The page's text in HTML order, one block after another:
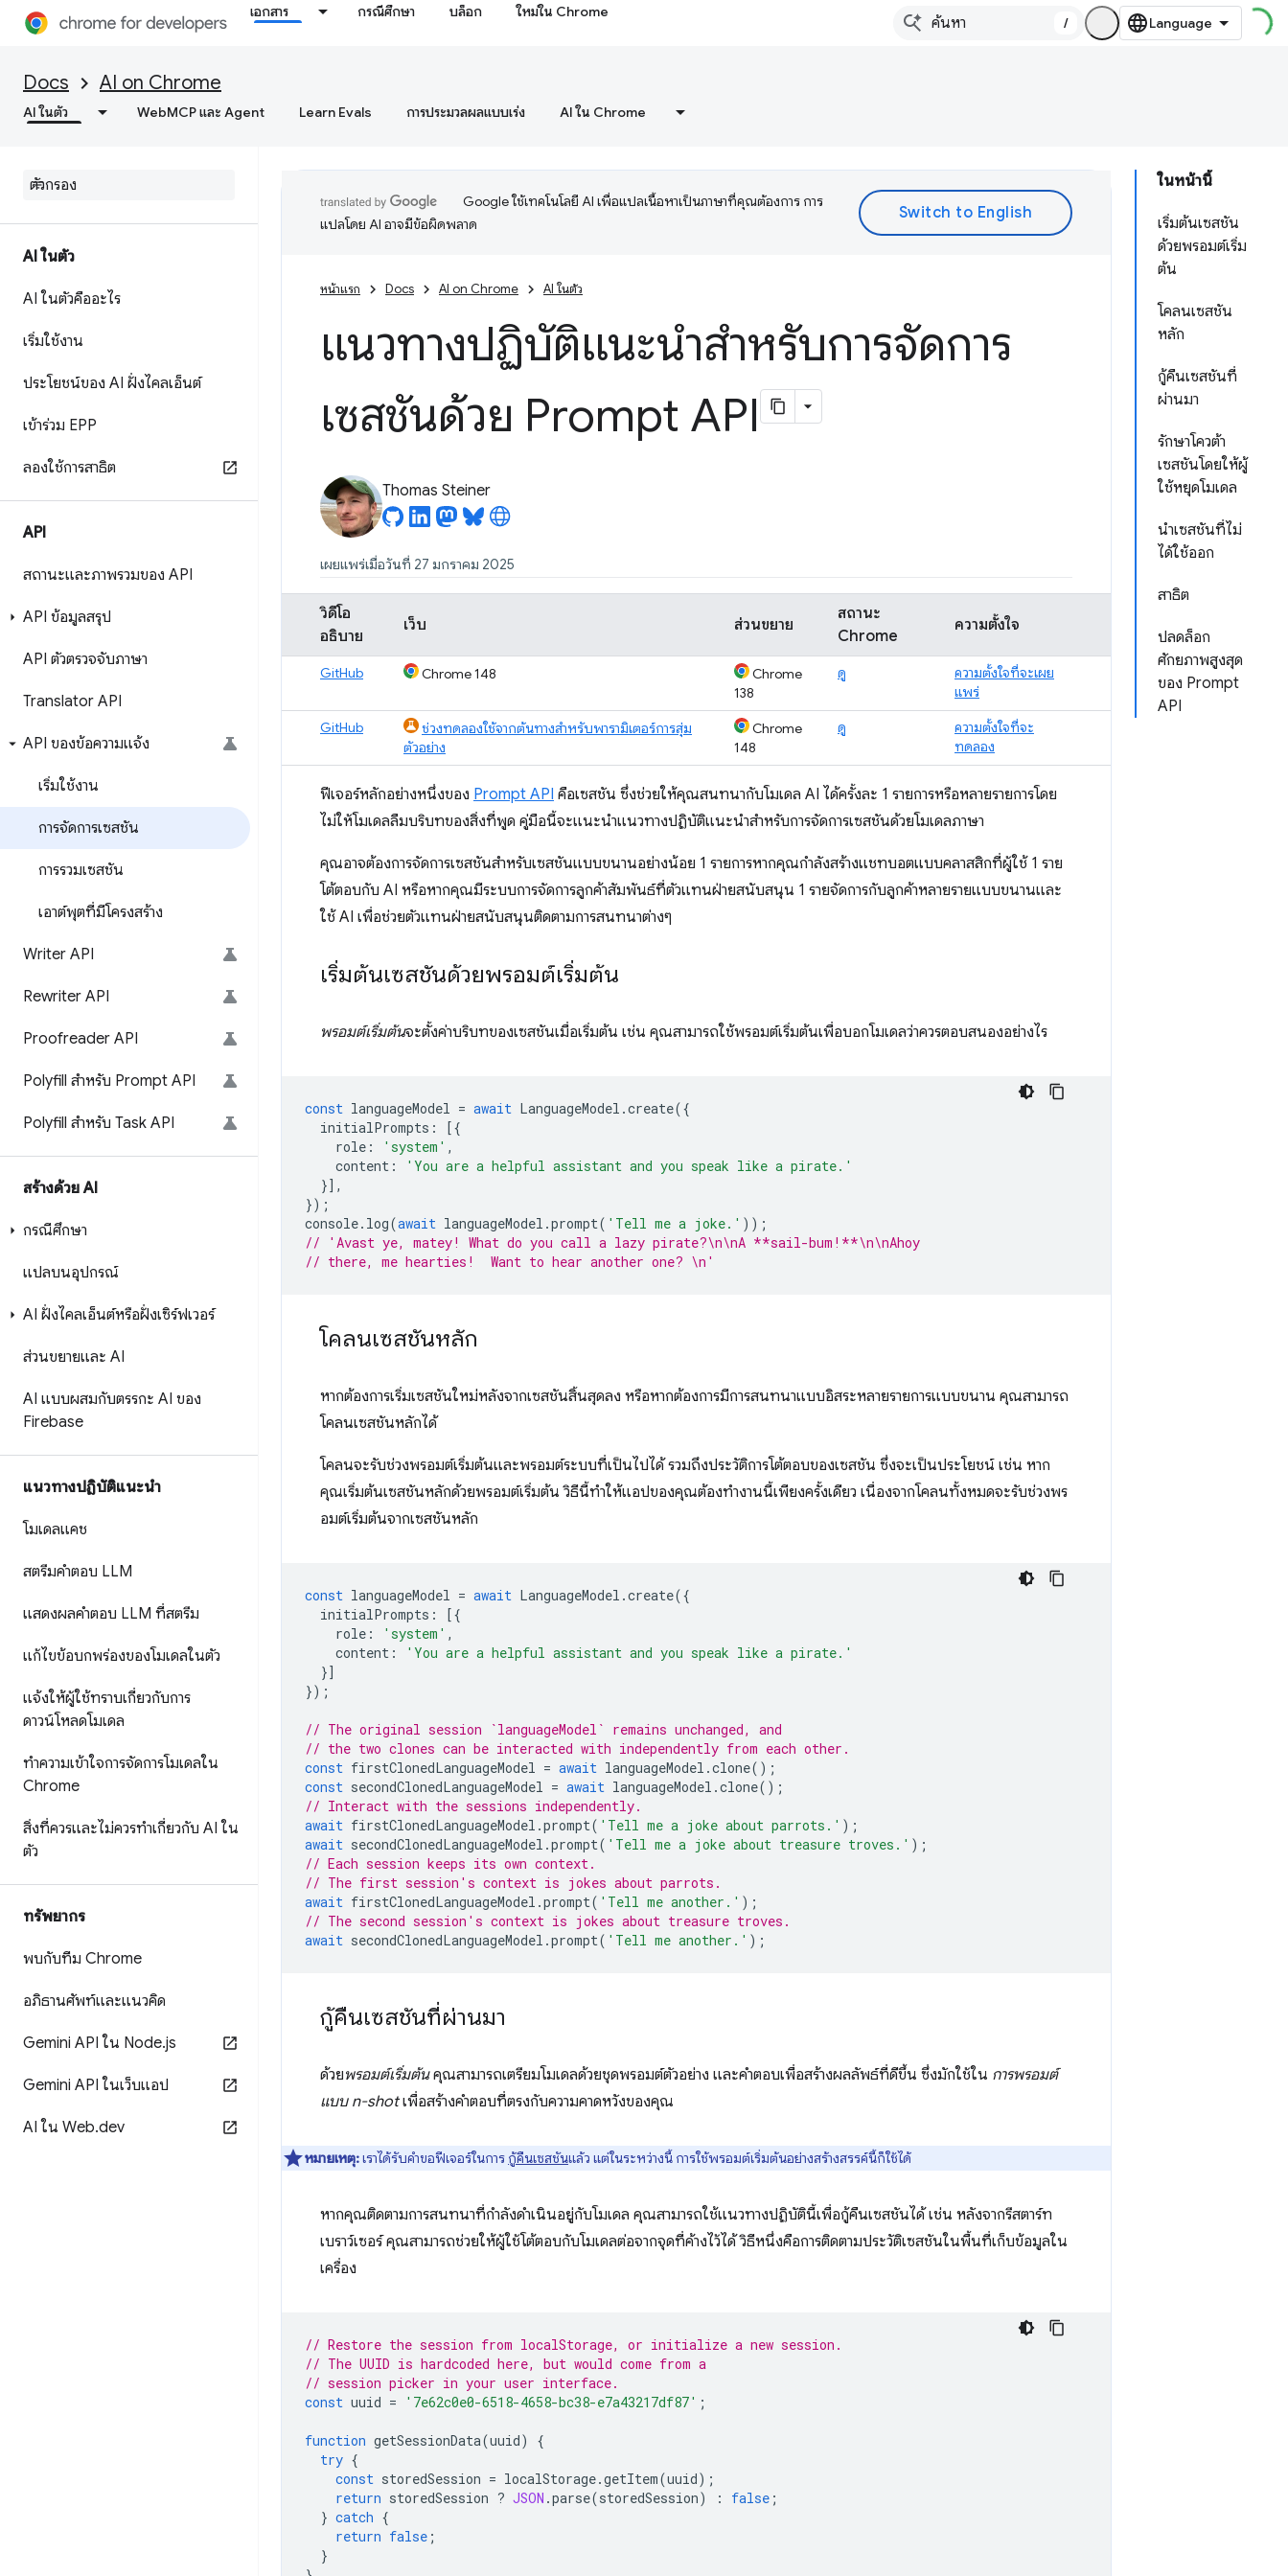
เอกสาร กรณีศึกษา บล็อก ใหม่ใน Chrome
/
Docs AI on Chrome
AI ในตัว WebMCP และ Agent Learn Evals การประมวลผลแบบเร่ง AI ใน Chrome
AI ในตัว
AI ในตัวคืออะไร
เริ่มใช้งาน
ประโยชน์ของ AI ฝั่งไคลเอ็นต์
เข้าร่วม EPP
ลองใช้การสาธิต
API
สถานะและภาพรวมของ API
API ข้อมูลสรุป
API ตัวตรวจจับภาษา
Translator API
API ของข้อความแจ้ง
เริ่มใช้งาน
การจัดการเซสชัน
การรวมเซสชัน
เอาต์พุตที่มีโครงสร้าง
Writer API
Rewriter API
Proofreader API
Polyfill สำหรับ Prompt API
Polyfill สำหรับ Task API
สร้างด้วย AI
กรณีศึกษา
แปลบนอุปกรณ์
AI ฝั่งไคลเอ็นต์หรือฝั่งเซิร์ฟเวอร์
ส่วนขยายและ AI
AI แบบผสมกับตรรกะ AI ของ
Firebase
แนวทางปฏิบัติแนะนำ
โมเดลแคช
สตรีมคำตอบ LLM
แสดงผลคำตอบ LLM ที่สตรีม
แก้ไขข้อบกพร่องของโมเดลในตัว
แจ้งให้ผู้ใช้ทราบเกี่ยวกับการ
ดาวน์โหลดโมเดล
ทำความเข้าใจการจัดการโมเดลใน
Chrome
สิ่งที่ควรและไม่ควรทำเกี่ยวกับ AI ใน
ตัว
ทรัพยากร
พบกับทีม Chrome
อภิธานศัพท์และแนวคิด
Gemini API ใน Node.js
Gemini API ในเว็บแอป
AI ใน Web.dev
ในหน้านี้
เริ่มต้นเซสชัน
ด้วยพรอมต์เริ่ม
ต้น
โคลนเซสชัน
หลัก
กู้คืนเซสชันที่
ผ่านมา
รักษาโควต้า
เซสชันโดยให้ผู้
ใช้หยุดโมเดล
นำเซสชันที่ไม่
ได้ใช้ออก
สาธิต
ปลดล็อก
ศักยภาพสูงสุด
ของ Prompt
API
Google ใช้เทคโนโลยี AI เพื่อแปลเนื้อหาเป็นภาษาที่คุณต้องการ การ
แปลโดย AI อาจมีข้อผิดพลาด
หน้าแรก Docs AI on Chrome AI ในตัว
แนวทางปฏิบัติแนะนำสำหรับการจัดการ
เซสชันด้วย Prompt API
Thomas Steiner
เผยแพร่เมื่อวันที่ 27 มกราคม 2025
วิดีโอ
อธิบาย
เว็บ ส่วนขยาย
สถานะ
Chrome
ความตั้งใจ
GitHub Chrome 148
Chrome
138
ดู
ความตั้งใจที่จะเผย
แพร่
GitHub
ช่วงทดลองใช้จากต้นทางสำหรับพารามิเตอร์การสุ่ม
ตัวอย่าง
Chrome
148
ดู
ความตั้งใจที่จะ
ทดลอง
ฟีเจอร์หลักอย่างหนึ่งของ Prompt API คือเซสชัน ซึ่งช่วยให้คุณสนทนากับโมเดล AI ได้ครั้งละ 1 รายการหรือหลายรายการโดย
ไม่ให้โมเดลลืมบริบทของสิ่งที่พูด คู่มือนี้จะแนะนำแนวทางปฏิบัติแนะนำสำหรับการจัดการเซสชันด้วยโมเดลภาษา
คุณอาจต้องการจัดการเซสชันสำหรับเซสชันแบบขนานอย่างน้อย 1 รายการหากคุณกำลังสร้างแชทบอตแบบคลาสสิกที่ผู้ใช้ 1 ราย
โต้ตอบกับ AI หรือหากคุณมีระบบการจัดการลูกค้าสัมพันธ์ที่ตัวแทนฝ่ายสนับสนุน 1 รายจัดการกับลูกค้าหลายรายแบบขนานและ
ใช้ AI เพื่อช่วยตัวแทนฝ่ายสนับสนุนติดตามการสนทนาต่างๆ
เริ่มต้นเซสชันด้วยพรอมต์เริ่มต้น
พรอมต์เริ่มต้นจะตั้งค่าบริบทของเซสชันเมื่อเริ่มต้น เช่น คุณสามารถใช้พรอมต์เริ่มต้นเพื่อบอกโมเดลว่าควรตอบสนองอย่างไร
const languageModel = await LanguageModel .create({
initialPrompts :
[{
role : 'system' ,
content :
'You are a helpful assistant and you speak like a pirate.'
}],
});
console. log(await languageModel .prompt( 'Tell me a joke.' ));
// 'Avast ye, matey! What do you call a lazy pirate?\n\nA **sail-bum!**\n\nAhoy
// there, me hearties!  Want to hear another one? \n'
โคลนเซสชันหลัก
หากต้องการเริ่มเซสชันใหม่หลังจากเซสชันสิ้นสุดลง หรือหากต้องการมีการสนทนาแบบอิสระหลายรายการแบบขนาน คุณสามารถ
โคลนเซสชันหลักได้
โคลนจะรับช่วงพรอมต์เริ่มต้นและพรอมต์ระบบที่เป็นไปได้ รวมถึงประวัติการโต้ตอบของเซสชัน ซึ่งจะเป็นประโยชน์ เช่น หาก
คุณเริ่มต้นเซสชันหลักด้วยพรอมต์เริ่มต้น วิธีนี้ทำให้แอปของคุณต้องทำงานนี้เพียงครั้งเดียว เนื่องจากโคลนทั้งหมดจะรับช่วงพร
อมต์เริ่มต้นจากเซสชันหลัก
const languageModel = await LanguageModel .create({
initialPrompts :
[{
role : 'system' ,
content :
'You are a helpful assistant and you speak like a pirate.'
}]
});
// The original session `languageModel` remains unchanged, and
// the two clones can be interacted with independently from each other.
const firstClonedLanguageModel = await languageModel .clone();
const secondClonedLanguageModel = await languageModel .clone();
// Interact with the sessions independently.
await firstClonedLanguageModel .prompt( 'Tell me a joke about parrots.' );
await secondClonedLanguageModel .prompt( 'Tell me a joke about treasure troves.' );
// Each session keeps its own context.
// The first session's context is jokes about parrots.
await firstClonedLanguageModel .prompt( 'Tell me another.' );
// The second session's context is jokes about treasure troves.
await secondClonedLanguageModel .prompt( 'Tell me another.' );
กู้คืนเซสชันที่ผ่านมา
ด้วยพรอมต์เริ่มต้นคุณสามารถเตรียมโมเดลด้วยชุดพรอมต์ตัวอย่าง และคำตอบเพื่อสร้างผลลัพธ์ที่ดีขึ้น ซึ่งมักใช้ใน การพรอมต์
แบบ n-shotเพื่อสร้างคำตอบที่ตรงกับความคาดหวังของคุณ
หมายเหตุ:เราได้รับคำขอฟีเจอร์ในการ กู้คืนเซสชันแล้ว แต่ในระหว่างนี้ การใช้พรอมต์เริ่มต้นอย่างสร้างสรรค์นี้ก็ใช้ได้
หากคุณติดตามการสนทนาที่กำลังดำเนินอยู่กับโมเดล คุณสามารถใช้แนวทางปฏิบัตินี้เพื่อกู้คืนเซสชันได้ เช่น หลังจากรีสตาร์ท
เบราว์เซอร์ คุณสามารถช่วยให้ผู้ใช้โต้ตอบกับโมเดลต่อจากจุดที่ค้างไว้ได้ วิธีหนึ่งคือการติดตามประวัติเซสชันในพื้นที่เก็บข้อมูลใน
เครื่อง
// Restore the session from localStorage, or initialize a new session.
// The UUID is hardcoded here, but would come from a
// session picker in your user interface.
const uuid = '7e62c0e0-6518-4658-bc38-e7a43217df87' ;
function getSessionData(uuid)
{
try {
const storedSession = localStorage.getItem(uuid);
return storedSession ? JSON .parse(storedSession) : false ;
} catch {
return false ;
}